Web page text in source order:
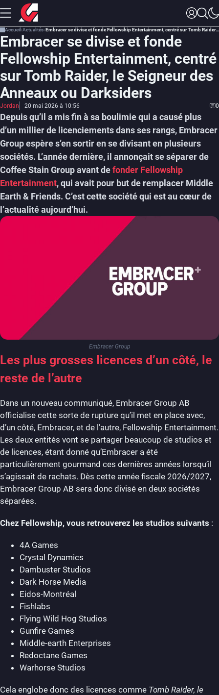
Accueil Actualités Embracer se divise et fonde Fellowship Entertainment, centré sur Tomb Raider, le Seigneur des Anneaux ou Darksiders
Embracer se divise et fonde
Fellowship Entertainment, centré
sur Tomb Raider, le Seigneur des
Anneaux ou Darksiders
Jordan 20 mai 2026 à 10:56 0
Depuis qu’il a mis fin à sa boulimie qui a causé plus
d’un millier de licenciements dans ses rangs, Embracer
Group espère s’en sortir en se divisant en plusieurs
sociétés. L’année dernière, il annonçait se séparer de
Coffee Stain Group avant defonder Fellowship
Entertainment, qui avait pour but de remplacer Middle
Earth & Friends. C’est cette société qui est au cœur de
l’actualité aujourd’hui.
Embracer Group
Les plus grosses licences d’un côté, le
reste de l’autre
Dans un nouveau communiqué, Embracer Group AB
officialise cette sorte de rupture qu’il met en place avec,
d’un côté, Embracer, et de l’autre, Fellowship Entertainment.
Les deux entités vont se partager beaucoup de studios et
de licences, étant donné qu’Embracer a été
particulièrement gourmand ces dernières années lorsqu’il
s’agissait de rachats. Dès cette année fiscale 2026/2027,
Embracer Group AB sera donc divisé en deux sociétés
séparées.
Chez Fellowship, vous retrouverez les studios suivants :
4A Games
Crystal Dynamics
Dambuster Studios
Dark Horse Media
Eidos-Montréal
Fishlabs
Flying Wild Hog Studios
Gunfire Games
Middle-earth Enterprises
Redoctane Games
Warhorse Studios
Cela englobe donc des licences comme Tomb Raider, le